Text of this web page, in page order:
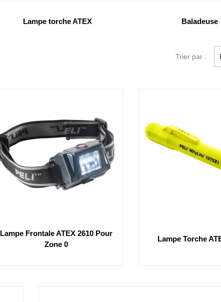
Lampe torche ATEX Baladeuse
Trier par :
Lampe Frontale ATEX 2610 Pour
Zone 0
Lampe Torche